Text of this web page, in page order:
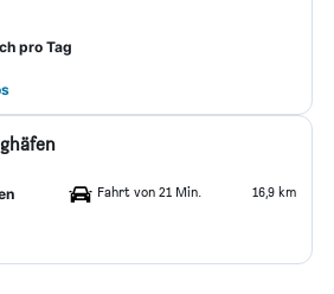
pro Tag
Fahrt von 21 Min. 16,9 km